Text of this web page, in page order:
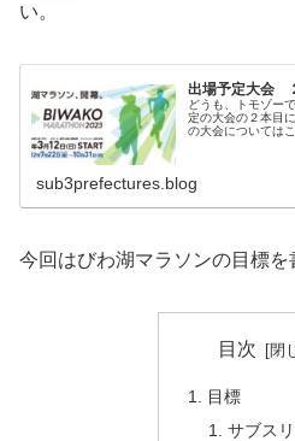
い。
出場予定大会
どうも、トモゾー
定の大会の２本目
の大会については
sub3prefectures.blog
今回はびわ湖マラソンの目標を
目次
目標
サブス